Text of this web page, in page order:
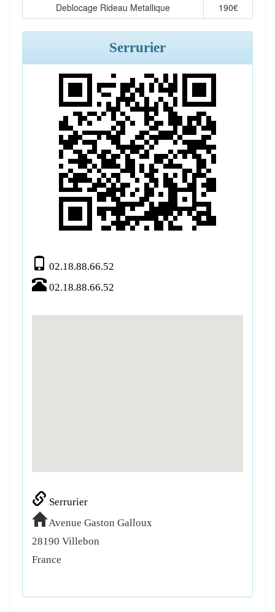
Deblocage Rideau Metallique
190€
Serrurier
02.18.88.66.52
02.18.88.66.52
Serrurier
Avenue Gaston Galloux
28190 Villebon
France